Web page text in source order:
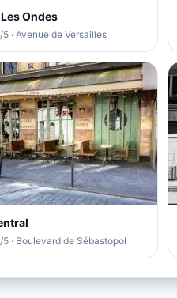
Ondes
· Avenue de Versailles
· Boulevard de Sébastopol